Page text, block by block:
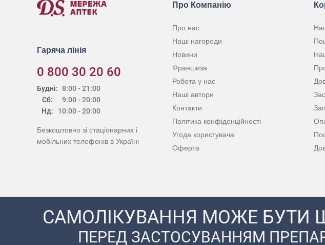
Гаряча лінія
0 800 30 20 60
Будні:
Сб:
Нд:
8:00 - 21:00
9:00 - 20:00
10:00 - 20:00
Безкоштовно зі стаціонарних і
мобільних телефонів в Україні
Про Компанію
Про нас
Наші нагороди
Новини
Франшиза
Робота у нас
Наші автори
Контакти
Політика конфіденційності
Угода користувача
Оферта
САМОЛІКУВАННЯ МОЖЕ БУТИ
ПЕРЕД ЗАСТОСУВАННЯМ